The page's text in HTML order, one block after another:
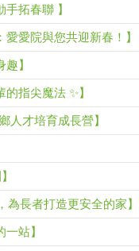
拓春聯 】
愛院與您共迎新春！】
】
指尖魔法 ✨】
人才培育成長營】
為長者打造更安全的家】
站】